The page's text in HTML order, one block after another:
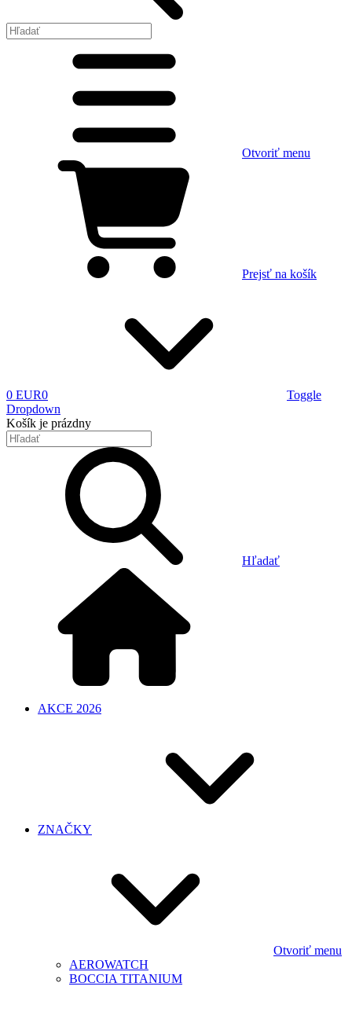
Otvoriť menu
Prejsť na košík
0 EUR0
Toggle
Dropdown
Košík je prázdny
Hľadať
AKCE 2026
ZNAČKY
Otvoriť menu
AEROWATCH
BOCCIA TITANIUM